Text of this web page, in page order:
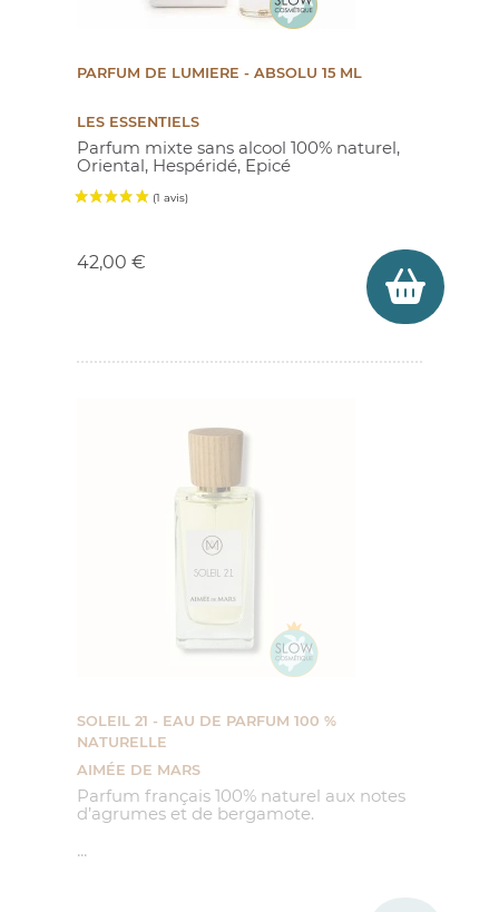
PARFUM DE LUMIERE - ABSOLU 15 ML
LES ESSENTIELS
Parfum mixte sans alcool 100% naturel,
Oriental, Hespéridé, Epicé
42,00 €
SOLEIL 21 - EAU DE PARFUM 100 %
NATURELLE
AIMÉE DE MARS
Parfum français 100% naturel aux notes
d’agrumes et de bergamote.
...